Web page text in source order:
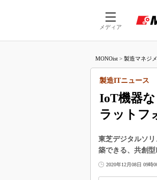
メディア
MONOist > 製造マネジ
IoT機器
ラットフ
製造ITニュース
東芝デジタルソ
築できる、共創
2020年12月08日 09時